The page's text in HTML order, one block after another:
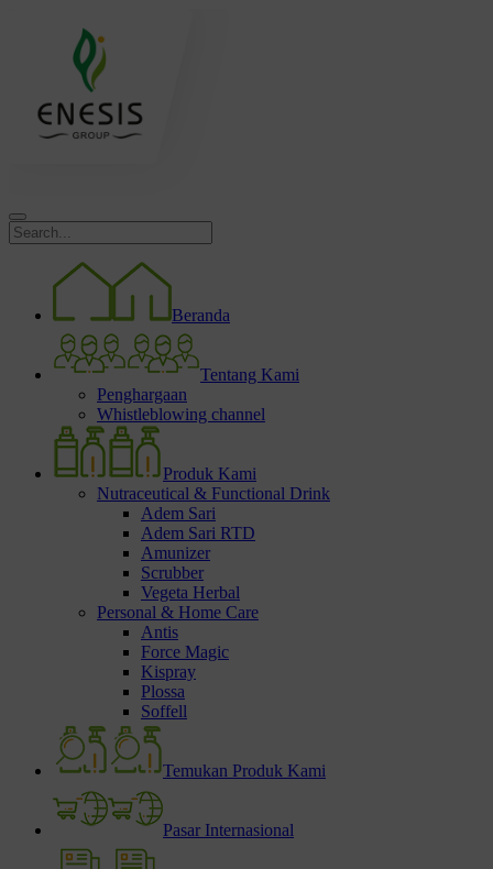
Beranda
Tentang Kami
Penghargaan
Whistleblowing channel
Produk Kami
Nutraceutical & Functional Drink
Adem Sari
Adem Sari RTD
Amunizer
Scrubber
Vegeta Herbal
Personal & Home Care
Antis
Force Magic
Kispray
Plossa
Soffell
Temukan Produk Kami
Pasar Internasional